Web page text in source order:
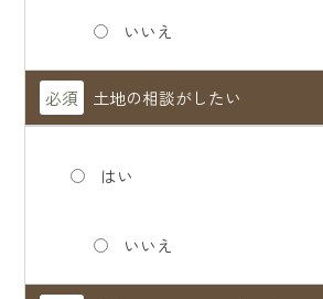
いいえ
必須 土地の相談がしたい
はい
いいえ